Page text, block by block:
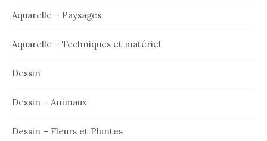
Aquarelle – Paysages
Aquarelle – Techniques et matériel
Dessin
Dessin – Animaux
Dessin – Fleurs et Plantes